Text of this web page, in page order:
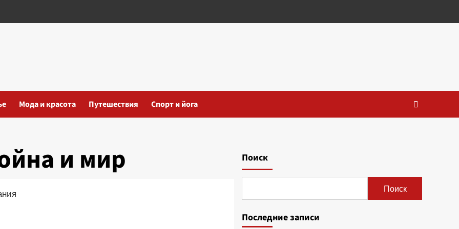
Мода и красота Путешествия Спорт и йога
и мир Поиск
Поиск
Последние записи